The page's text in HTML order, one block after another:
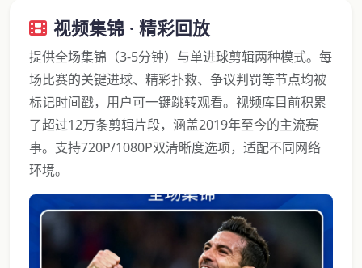
视频集锦 · 精彩回放
提供全场集锦（3-5分钟）与单进球剪辑两种模式。每
场比赛的关键进球、精彩扑救、争议判罚等节点均被
标记时间戳，用户可一键跳转观看。视频库目前积累
了超过12万条剪辑片段，涵盖2019年至今的主流赛
事。支持720P/1080P双清晰度选项，适配不同网络
环境。